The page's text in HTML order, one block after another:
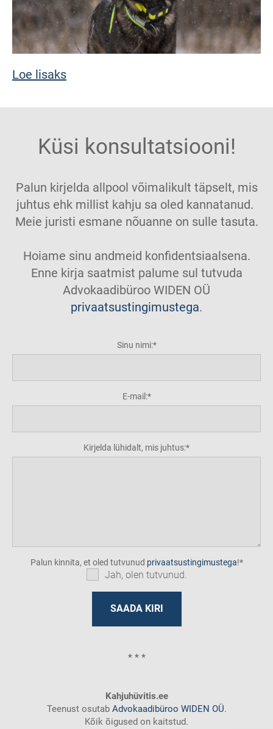
Loe lisaks
Küsi konsultatsiooni!
Palun kirjelda allpool võimalikult täpselt, mis
juhtus ehk millist kahju sa oled kannatanud.
Meie juristi esmane nõuanne on sulle tasuta.
Hoiame sinu andmeid konfidentsiaalsena.
Enne kirja saatmist palume sul tutvuda
Advokaadibüroo WIDEN OÜ
privaatsustingimustega.
Sinu nimi:
E-mail:
Kirjelda lühidalt, mis juhtus:
Palun kinnita, et oled tutvunud privaatsustingimustega!
Jah, olen tutvunud.
* * *
Kahjuhüvitis.ee
Teenust osutabAdvokaadibüroo WIDEN OÜ.
Kõik õigused on kaitstud.